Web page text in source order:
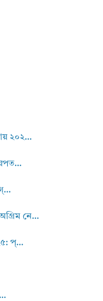
২০২...
নে...
প্...